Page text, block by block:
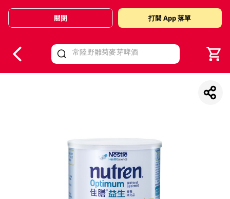
Valid Until 30 June 2026
關閉 打開 App 落單